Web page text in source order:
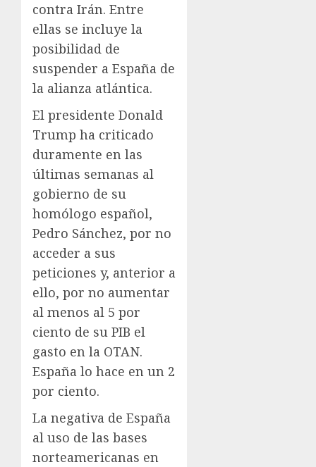
contra Irán. Entre
ellas se incluye la
posibilidad de
suspender a España de
la alianza atlántica.
El presidente Donald
Trump ha criticado
duramente en las
últimas semanas al
gobierno de su
homólogo español,
Pedro Sánchez, por no
acceder a sus
peticiones y, anterior a
ello, por no aumentar
al menos al 5 por
ciento de su PIB el
gasto en la OTAN.
España lo hace en un 2
por ciento.
La negativa de España
al uso de las bases
norteamericanas en